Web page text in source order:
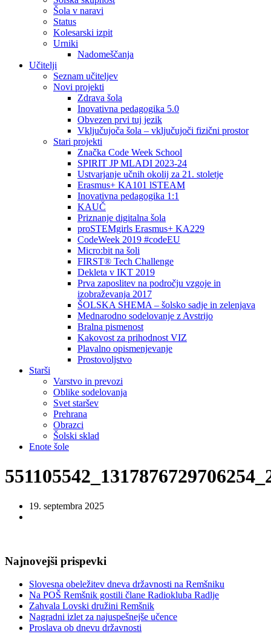
Šola v naravi
Status
Kolesarski izpit
Urniki
Nadomeščanja
Učitelji
Seznam učiteljev
Novi projekti
Zdrava šola
Inovativna pedagogika 5.0
Obvezen prvi tuj jezik
Vključujoča šola – vključujoči fizični prostor
Stari projekti
Značka Code Week School
SPIRIT JP MLADI 2023-24
Ustvarjanje učnih okolij za 21. stoletje
Erasmus+ KA101 lSTEAM
Inovativna pedagogika 1:1
KAUČ
Priznanje digitalna šola
proSTEMgirls Erasmus+ KA229
CodeWeek 2019 #codeEU
Micro:bit na šoli
FIRST® Tech Challenge
Dekleta v IKT 2019
Prva zaposlitev na področju vzgoje in
izobraževanja 2017
ŠOLSKA SHEMA – šolsko sadje in zelenjava
Mednarodno sodelovanje z Avstrijo
Bralna pismenost
Kakovost za prihodnost VIZ
Plavalno opismenjevanje
Prostovoljstvo
Starši
Varstvo in prevozi
Oblike sodelovanja
Svet staršev
Prehrana
Obrazci
Šolski sklad
Enote šole
19. septembra 2025
Najnovejši prispevki
Slovesna obeležitev dneva državnosti na Remšniku
Na POŠ Remšnik gostili člane Radiokluba Radlje
Zahvala Lovski družini Remšnik
Nagradni izlet za najuspešnejše učence
Proslava ob dnevu državnosti